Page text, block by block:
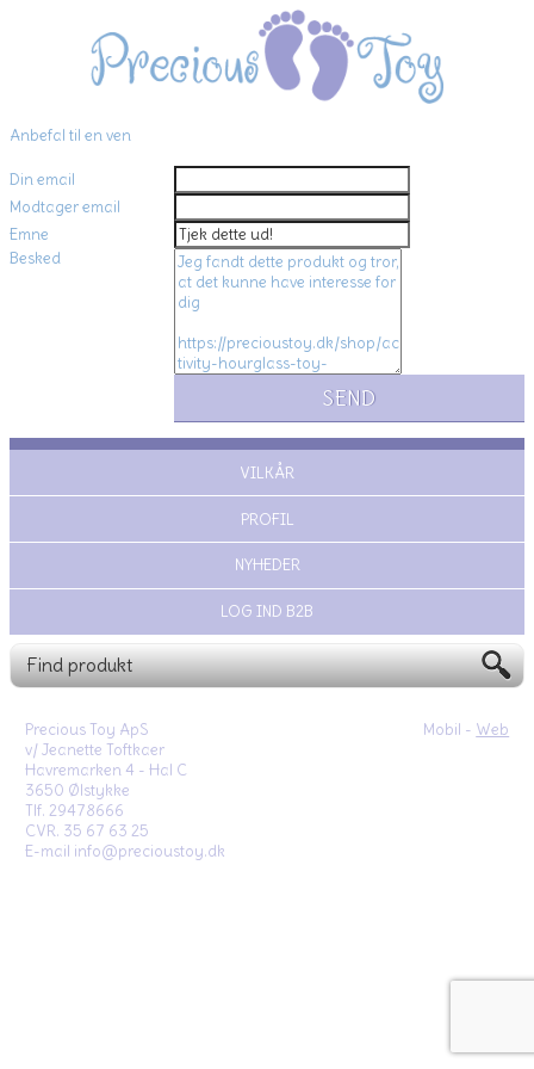
Anbefal til en ven
Din email
Modtager email
Emne
Besked
VILKÅR
PROFIL
NYHEDER
LOG IND B2B
Mobil - Web
Precious Toy ApS
v/ Jeanette Toftkaer
Havremarken 4 - Hal C
3650 Ølstykke
Tlf. 29478666
CVR. 35 67 63 25
E-mail info@precioustoy.dk